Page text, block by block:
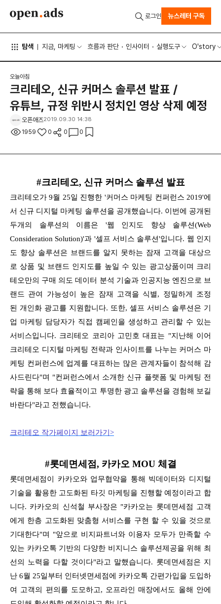
탐색 지금, 마케팅 흐름과 판단 인사이터 실행도구 O'story
로그인 뉴스레터 구독
오늘아침
크리테오, 신규 커머스 솔루션 발표 /
유튜브, 규정 위반시 정치인 영상 삭제 예정
오픈애즈2019.09.30 14:38
1959 0 0 0
#크리테오, 신규 커머스 솔루션 발표
크리테오가 9월 25일 진행한 '커머스 마케팅 컨퍼런스 2019'에
서 신규 디지털 마케팅 솔루션을 공개했습니다. 이번에 공개된
두개의 솔루션의 이름은 '웹 인지도 향상 솔루션(Web
Consideration Solution)'과 '셀프 서비스 솔루션'입니다. 웹 인지
도 향상 솔루션은 브랜드를 알지 못하는 잠재 고객을 대상으
로상품 및 브랜드 인지도를 높일 수 있는 광고상품이며 크리
테오만의 구매 의도 데이터 분석 기술과 인공지능 엔진으로 브
랜드 관여 가능성이 높은 잠재 고객을 식별, 정밀하게 조정
된 개인화 광고를 지원합니다. 또한, 셀프 서비스 솔루션은 기
업 마케팅 담당자가 직접 캠페인을 생성하고 관리할 수 있는
서비스입니다. 크리테오 코리아 고민호 대표는 "지난해 이어
크리테오 디지털 마케팅 전략과 인사이트를 나누는 커머스 마
케팅 컨퍼런스에 업계를 대표하는 많은 관계자들이 참석해 감
사드린다"며 "컨퍼런스에서 소개한 신규 플랫폼 및 마케팅 전
략을 통해 보다 효율적이고 투명한 광고 솔루션을 경험해 보길
바란다"라고 전했습니다.
크리테오 작가페이지 보러가기>
#롯데면세점, 카카오 MOU 체결
롯데면세점이 카카오와 업무협약을 통해 빅데이터와 디지털
기술을 활용한 고도화된 타깃 마케팅을 진행할 예정이라고 합
니다. 카카오의 신석철 부사장은 "카카오는 롯데면세점 고객
에게 한층 고도화된 맞춤형 서비스를 구현 할 수 있을 것으로
기대한다"며 "앞으로 비지파트너와 이용자 모두가 만족할 수
있는 카카오톡 기반의 다양한 비지니스 솔루션제공을 위해 최
선의 노력을 다할 것이다"라고 말했습니다. 롯데면세점은 지
난 6월 25일부터 인터넷면세점에 카카오톡 간편가입을 도입하
여 고객의 편의를 도모하고, 오프라인 매장에서도 올해 안에